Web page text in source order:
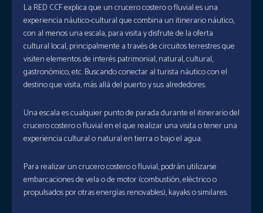
La RED CCF explica que un crucero costero o fluvial es una
experiencia náutico-cultural que combina un itinerario náutico,
con al menos una escala, para visita y disfrute de la oferta
cultural local, principalmente a través de circuitos terrestres que
visiten elementos de interés patrimonial, natural, cultural,
gastronómico, etc. Buscando conectar al turista náutico con el
destino que visita, más allá del puerto y sus alrededores.
Una escala es cualquier punto de parada durante el itinerario del
crucero costero o fluvial en el que realizar una visita o tener una
experiencia cultural o natural en tierra o bajo el agua.
Para realizar un crucero costero o fluvial, podrán utilizarse
embarcaciones de vela o de motor (combustión, eléctrico o
propulsados por otras energías renovables), kayaks o similares.